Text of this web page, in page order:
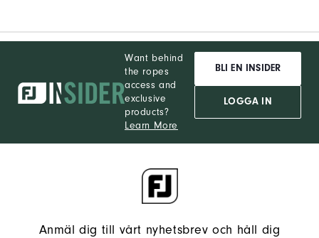
Want behind
the ropes
access and
exclusive
products?
Learn More
BLI EN INSIDER
LOGGA IN
Anmäl dig till vårt nyhetsbrev och håll dig